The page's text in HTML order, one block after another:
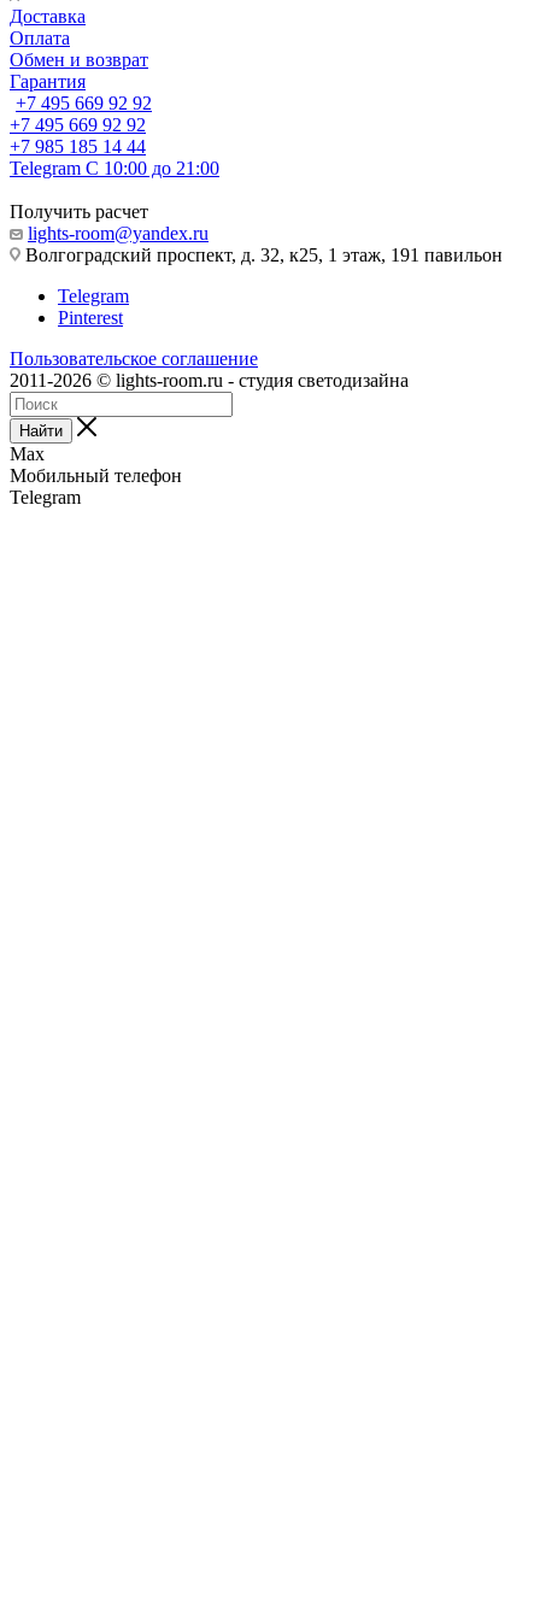
Доставка
Оплата
Обмен и возврат
Гарантия
+7 495 669 92 92
+7 495 669 92 92
+7 985 185 14 44
Telegram С 10:00 до 21:00
Получить расчет
lights-room@yandex.ru
Волгоградский проспект, д. 32, к25, 1 этаж, 191 павильон
Telegram
Pinterest
Пользовательское соглашение
2011-2026 © lights-room.ru - студия светодизайна
Найти
Max
Мобильный телефон
Telegram